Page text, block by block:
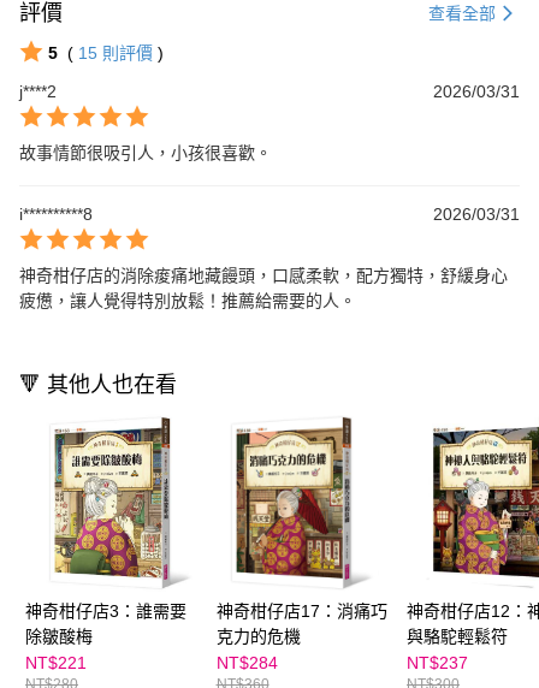
評價 查看全部
5 ( 15 則評價 )
j****2
2026/03/31
故事情節很吸引人，小孩很喜歡。
i**********8 2026/03/31
神奇柑仔店的消除痠痛地藏饅頭，口感柔軟，配方獨特，舒緩身心
疲憊，讓人覺得特別放鬆！推薦給需要的人。
🔻 其他人也在看
神奇柑仔店3：誰需要
除皺酸梅
NT$221
NT$280
神奇柑仔店17：消痛巧
克力的危機
NT$284
NT$360
神奇柑仔店12：
與駱駝輕鬆符
NT$237
NT$300